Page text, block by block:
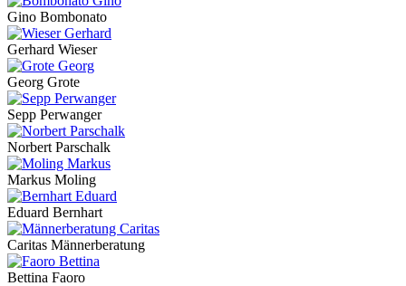
Gino Bombonato
Gerhard Wieser
Georg Grote
Sepp Perwanger
Norbert Parschalk
Markus Moling
Eduard Bernhart
Caritas Männerberatung
Bettina Faoro